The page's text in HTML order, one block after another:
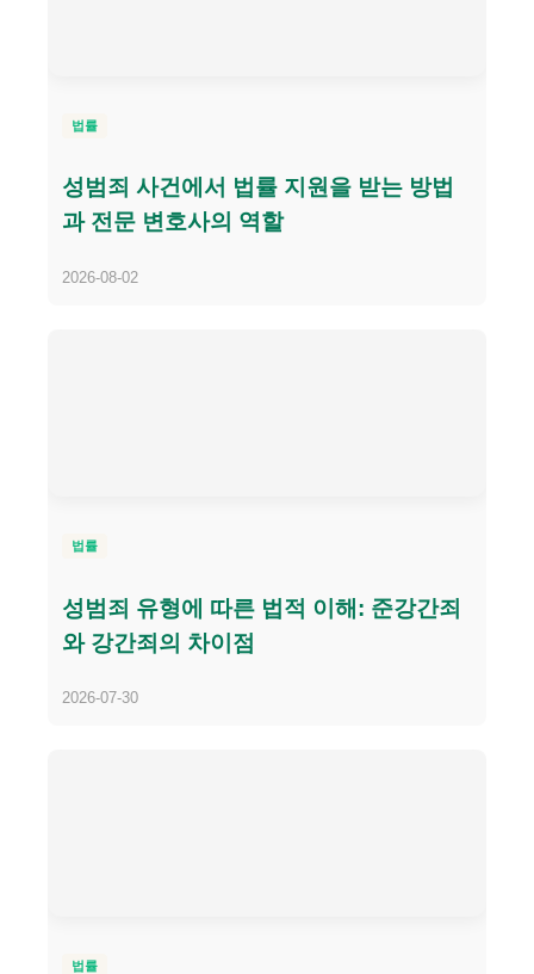
법률
성범죄 사건에서 법률 지원을 받는 방법
과 전문 변호사의 역할
2026-08-02
법률
성범죄 유형에 따른 법적 이해: 준강간죄
와 강간죄의 차이점
2026-07-30
법률